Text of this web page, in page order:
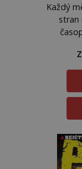
Každý
stran